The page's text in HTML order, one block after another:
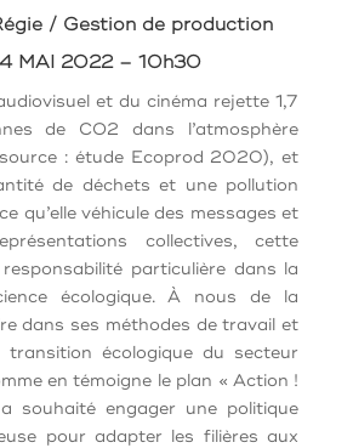
/ Gestion de production
MAI 2022 – 10h30
et du cinéma rejette 1,7
de CO2 dans l’atmosphère
: étude Ecoprod 2020), et
de déchets et une pollution
qu’elle véhicule des messages et
collectives, cette
particulière dans la
écologique. À nous de la
dans ses méthodes de travail et
écologique du secteur
en témoigne le plan « Action !
souhaité engager une politique
pour adapter les filières aux